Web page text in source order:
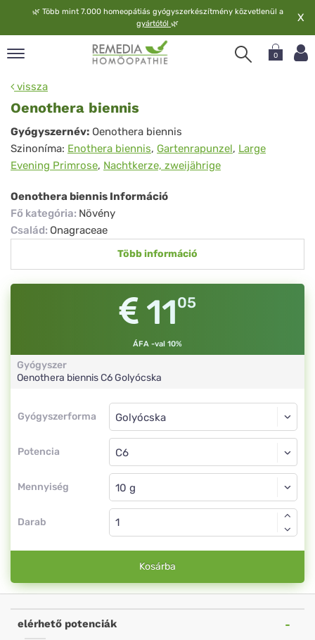
🌿 Több mint 7.000 homeopátiás gyógyszerkészítmény közvetlenül a
gyártótól 🌿 X
0
vissza
Oenothera biennis
Oenothera
biennis
Gyógyszernév: Oenothera biennis
Szinoníma: Enothera biennis, Gartenrapunzel, Large
Evening Primrose, Nachtkerze, zweijährige
Oenothera biennis Információ
Fő kategória: Növény
Család: Onagraceae
Több információ
1105
ÁFA -val 10%
Gyógyszer
Oenothera biennisC6Golyócska
Gyógyszerforma
Gyógyszerforma
Potencia
Golyócska
C6
Mennyiség
Golyócska
Darab
Kosárba
elérhető potenciák